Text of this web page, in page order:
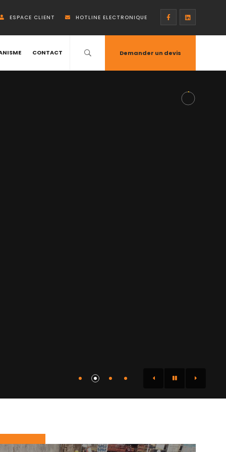
HOTLINE ELECTRONIQUE
ESPACE CLIENT
Demander un devis
CONTACT